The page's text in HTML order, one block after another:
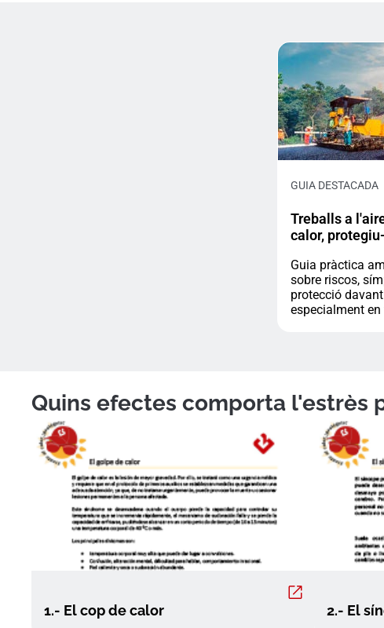
GUIA DESTACADA
Treballs a
calor,
Guia pràctica
sobre riscos,
protecció
especialment
Quins efectes comporta l'estrès
1.- El cop de calor 2.- El